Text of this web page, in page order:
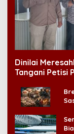
Dinilai
Tangani Petisi